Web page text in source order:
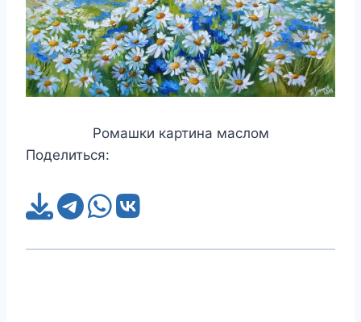
Ромашки картина маслом
Поделиться: